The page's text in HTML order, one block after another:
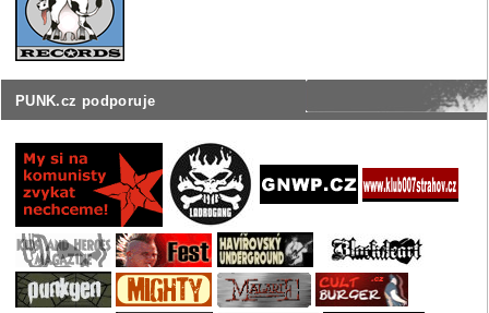
PUNK.cz podporuje